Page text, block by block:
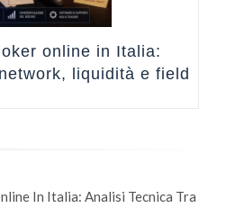
online in Italia:
liquidità e field
In Italia: Analisi Tecnica Tra